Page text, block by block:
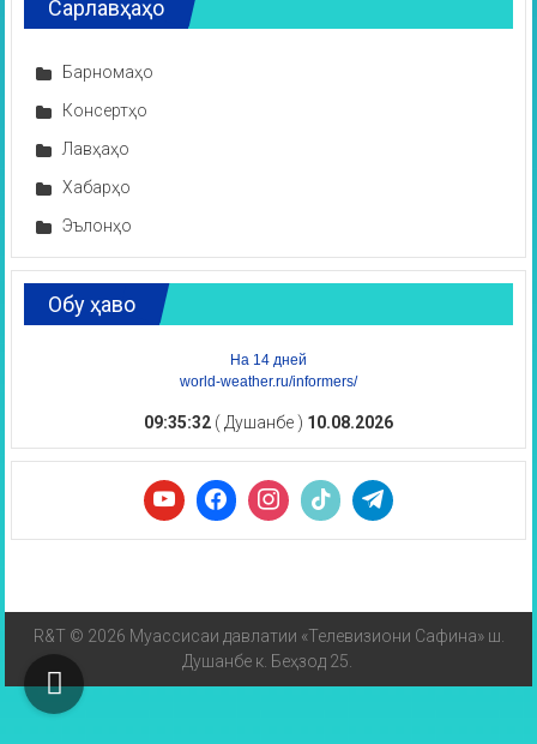
Сарлавҳаҳо
Барномаҳо
Консертҳо
Лавҳаҳо
Хабарҳо
Эълонҳо
Обу ҳаво
На 14 дней
world-weather.ru/informers/
09:35:32 ( Душанбе ) 10.08.2026
R&T © 2026 Муассисаи давлатии «Телевизиони Сафина» ш.
Душанбе к. Беҳзод 25.